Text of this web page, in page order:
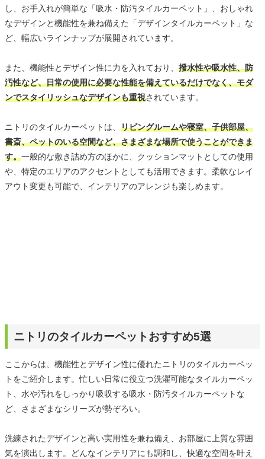
し、お手入れが簡単な「吸水・防汚タイルカーペット」、おしゃれ
なデザインと機能性を兼ね備えた「デザインタイルカーペット」な
ど、幅広いラインナップが展開されています。
また、機能性とデザイン性に力を入れており、 撥水性や吸水性、防
汚性など、日常の使用に必要な性能を備えているだけでなく、モダ
ンでスタイリッシュなデザインも重視されています。
ニトリのタイルカーペットは、 リビングルームや寝室、子供部屋、
書斎、ペットのいる空間など、さまざまな場所で使うことができま
す。一般的な敷き詰め方のほかに、クッションマットとしての使用
や、特定のエリアのアクセントとしても活用できます。柔軟なレイ
アウト変更も可能で、インテリアのアレンジも楽しめます。
ニトリのタイルカーペットおすすめ5選
ここからは、機能性とデザイン性に優れたニトリのタイルカーペッ
トをご紹介します。忙しい日常に役立つ洗濯可能なタイルカーペッ
ト、水や汚れをしっかり吸収する吸水・防汚タイルカーペットな
ど、さまざまなシリーズが勢ぞろい。
洗練されたデザインと高い実用性を兼ね備え、お部屋に上質な雰囲
気を演出します。どんなインテリアにも調和し、快適な空間を叶え